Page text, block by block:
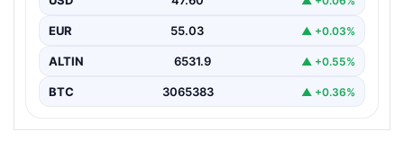
15 Temmuz 2016 darbe girişimi sırasında
planlanan suikast girişiminin…
EUR 55.03 ▲ +0.03%
ALTIN 6531.9 ▲ +0.55%
BTC 3065383 ▲ +0.36%